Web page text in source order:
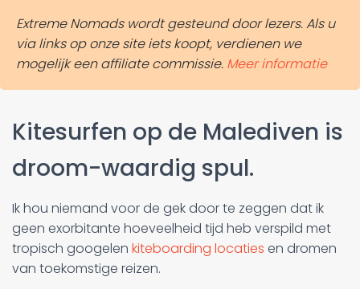
Extreme Nomads wordt gesteund door lezers. Als u
via links op onze site iets koopt, verdienen we
mogelijk een affiliate commissie. Meer informatie
Kitesurfen op de Malediven is
droom-waardig spul.
Ik hou niemand voor de gek door te zeggen dat ik
geen exorbitante hoeveelheid tijd heb verspild met
tropisch googelen kiteboarding locaties en dromen
van toekomstige reizen.